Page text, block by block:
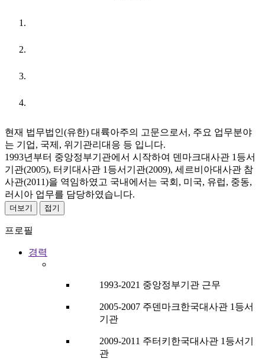
현재 법무법인(유한) 대륙아주의 고문으로서, 주요 업무분야
는 기업, 국제, 위기관리대응 등 입니다.
1993년부터 중앙정부기관에서 시작하여 덴마크대사관 1등서
기관(2005), 터키대사관 1등서기관(2009), 세르비아대사관 참
사관(2011)을 역임하였고 국내에서는 국회, 미국, 유럽, 중동,
러시아 업무를 담당하였습니다.
더보기 접기
프로필
경력
1993-2021 중앙정부기관 근무
2005-2007 주덴마크한국대사관 1등서
기관
2009-2011 주터키한국대사관 1등서기
관